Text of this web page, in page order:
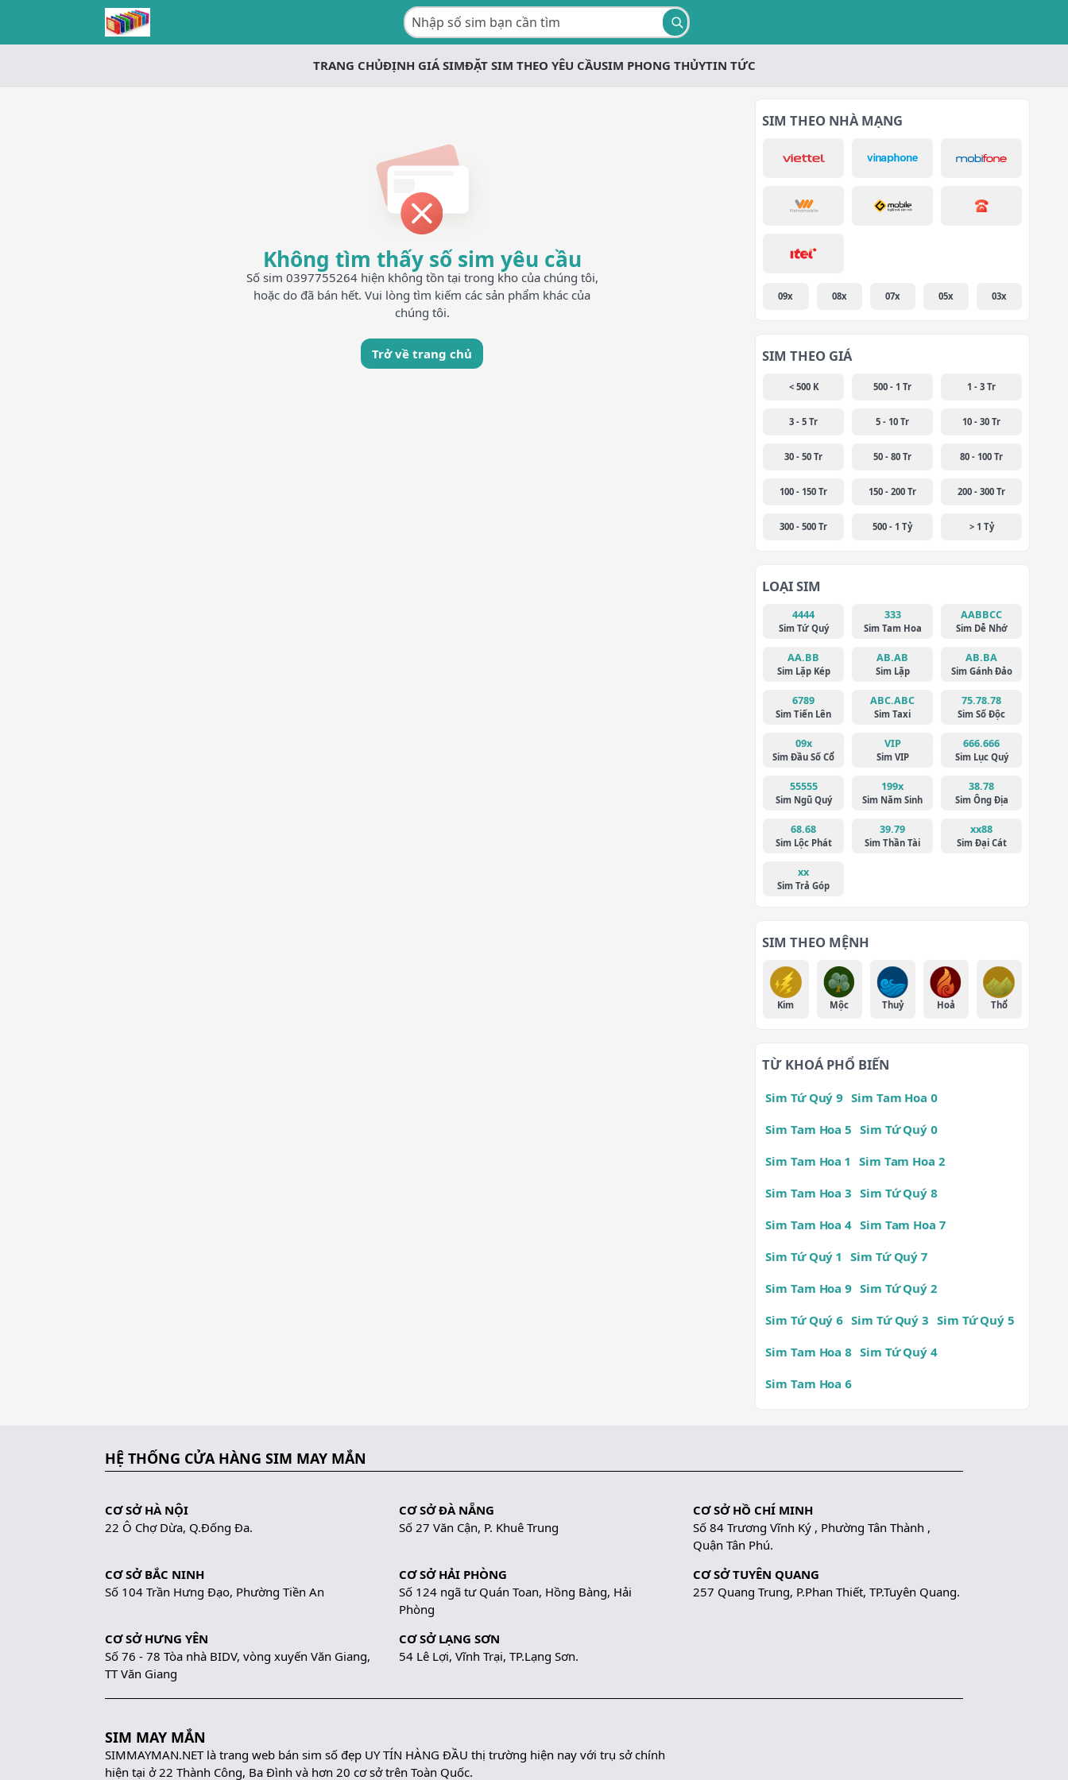
TRANG CHỦĐỊNH GIÁ SIMĐẶT SIM THEO YÊU CẦUSIM PHONG THỦYTIN TỨC
Không tìm thấy số sim yêu cầu
Số sim 0397755264 hiện không tồn tại trong kho của chúng tôi,
hoặc do đã bán hết. Vui lòng tìm kiếm các sản phẩm khác của
chúng tôi.
Trở về trang chủ
SIM THEO NHÀ MẠNG
09x 08x 07x 05x 03x
SIM THEO GIÁ
< 500 K 500 - 1 Tr 1 - 3 Tr
3 - 5 Tr 5 - 10 Tr 10 - 30 Tr
30 - 50 Tr 50 - 80 Tr 80 - 100 Tr
100 - 150 Tr 150 - 200 Tr 200 - 300 Tr
300 - 500 Tr 500 - 1 Tỷ > 1 Tỷ
LOẠI SIM
4444
Sim Tứ Quý
333
Sim Tam Hoa
AABBCC
Sim Dễ Nhớ
AA.BB
Sim Lặp Kép
AB.AB
Sim Lặp
AB.BA
Sim Gánh Đảo
6789
Sim Tiến Lên
ABC.ABC
Sim Taxi
75.78.78
Sim Số Độc
09x
Sim Đầu Số Cổ
VIP
Sim VIP
666.666
Sim Lục Quý
55555
Sim Ngũ Quý
199x
Sim Năm Sinh
38.78
Sim Ông Địa
68.68
Sim Lộc Phát
39.79
Sim Thần Tài
xx88
Sim Đại Cát
xx
Sim Trả Góp
SIM THEO MỆNH
Kim Mộc Thuỷ Hoả Thổ
TỪ KHOÁ PHỔ BIẾN
Sim Tứ Quý 9 Sim Tam Hoa 0
Sim Tam Hoa 5 Sim Tứ Quý 0
Sim Tam Hoa 1
Sim Tam Hoa 2
Sim Tam Hoa 3 Sim Tứ Quý 8
Sim Tam Hoa 4 Sim Tam Hoa 7
Sim Tứ Quý 1
Sim Tứ Quý 7
Sim Tam Hoa 9 Sim Tứ Quý 2
Sim Tứ Quý 6 Sim Tứ Quý 3 Sim Tứ Quý 5
Sim Tam Hoa 8 Sim Tứ Quý 4
Sim Tam Hoa 6
HỆ THỐNG CỬA HÀNG SIM MAY MẮN
CƠ SỞ HÀ NỘI
22 Ô Chợ Dừa, Q.Đống Đa.
CƠ SỞ ĐÀ NẴNG
Số 27 Văn Cận, P. Khuê Trung
CƠ SỞ HỒ CHÍ MINH
Số 84 Trương Vĩnh Ký , Phường Tân Thành ,
Quận Tân Phú.
CƠ SỞ BẮC NINH
Số 104 Trần Hưng Đạo, Phường Tiền An
CƠ SỞ HẢI PHÒNG
Số 124 ngã tư Quán Toan, Hồng Bàng, Hải
Phòng
CƠ SỞ TUYÊN QUANG
257 Quang Trung, P.Phan Thiết, TP.Tuyên Quang.
CƠ SỞ HƯNG YÊN
Số 76 - 78 Tòa nhà BIDV, vòng xuyến Văn Giang,
TT Văn Giang
CƠ SỞ LẠNG SƠN
54 Lê Lợi, Vĩnh Trại, TP.Lạng Sơn.
SIM MAY MẮN
SIMMAYMAN.NET là trang web bán sim số đẹp UY TÍN HÀNG ĐẦU thị trường hiện nay với trụ sở chính
hiện tại ở 22 Thành Công, Ba Đình và hơn 20 cơ sở trên Toàn Quốc.